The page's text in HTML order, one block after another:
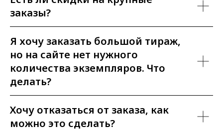
заказы?
Я хочу заказать большой тираж,
но на сайте нет нужного
количества экземпляров. Что
делать?
Хочу отказаться от заказа, как
можно это сделать?